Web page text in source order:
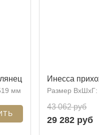
мм
Инесса
Размер
43 062 руб
29 282 руб